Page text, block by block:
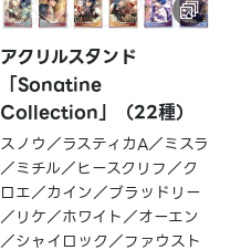
アクリルスタンド
「Sonatine
Collection」（22種）
スノウ／ラスティカA／ミスラ
／ミチル／ヒースクリフ／ク
ロエ／カイン／ブラッドリー
／リケ／ホワイト／オーエン
／シャイロック／ファウスト